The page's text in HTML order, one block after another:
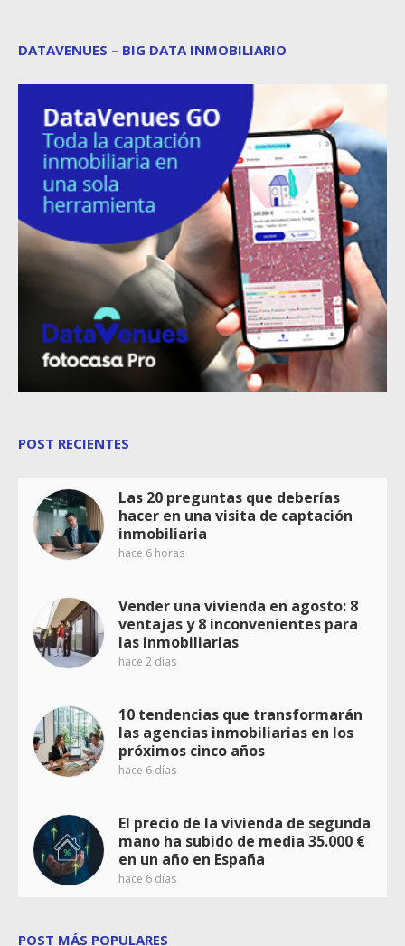
DATAVENUES – BIG DATA INMOBILIARIO
POST RECIENTES
Las 20 preguntas que deberías
hacer en una visita de captación
inmobiliaria
hace 6 horas
Vender una vivienda en agosto: 8
ventajas y 8 inconvenientes para
las inmobiliarias
hace 2 días
10 tendencias que transformarán
las agencias inmobiliarias en los
próximos cinco años
hace 6 días
El precio de la vivienda de segunda
mano ha subido de media 35.000 €
en un año en España
hace 6 días
POST MÁS POPULARES